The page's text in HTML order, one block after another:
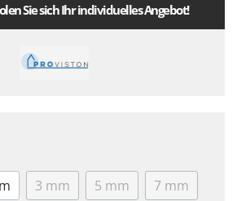
Sie sich Ihr individuelles Angebot!
3 mm 5 mm 7 mm